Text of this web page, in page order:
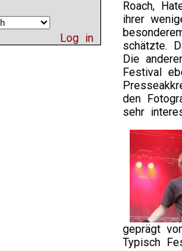
Log in
Roach,
ihrer
schätzte.
Die
Festival
den
sehr
geprägt
Typisch